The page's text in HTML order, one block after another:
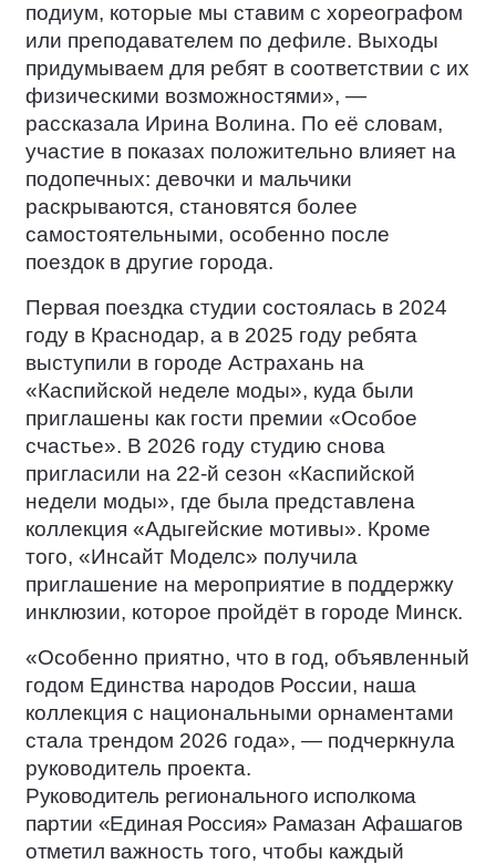
подиум, которые мы ставим с хореографом
или преподавателем по дефиле. Выходы
придумываем для ребят в соответствии с их
физическими возможностями», —
рассказала Ирина Волина. По её словам,
участие в показах положительно влияет на
подопечных: девочки и мальчики
раскрываются, становятся более
самостоятельными, особенно после
поездок в другие города.
Первая поездка студии состоялась в 2024
году в Краснодар, а в 2025 году ребята
выступили в городе Астрахань на
«Каспийской неделе моды», куда были
приглашены как гости премии «Особое
счастье». В 2026 году студию снова
пригласили на 22‑й сезон «Каспийской
недели моды», где была представлена
коллекция «Адыгейские мотивы». Кроме
того, «Инсайт Моделс» получила
приглашение на мероприятие в поддержку
инклюзии, которое пройдёт в городе Минск.
«Особенно приятно, что в год, объявленный
годом Единства народов России, наша
коллекция с национальными орнаментами
стала трендом 2026 года», — подчеркнула
руководитель проекта.
Руководитель регионального исполкома
партии «Единая Россия» Рамазан Афашагов
отметил важность того, чтобы каждый